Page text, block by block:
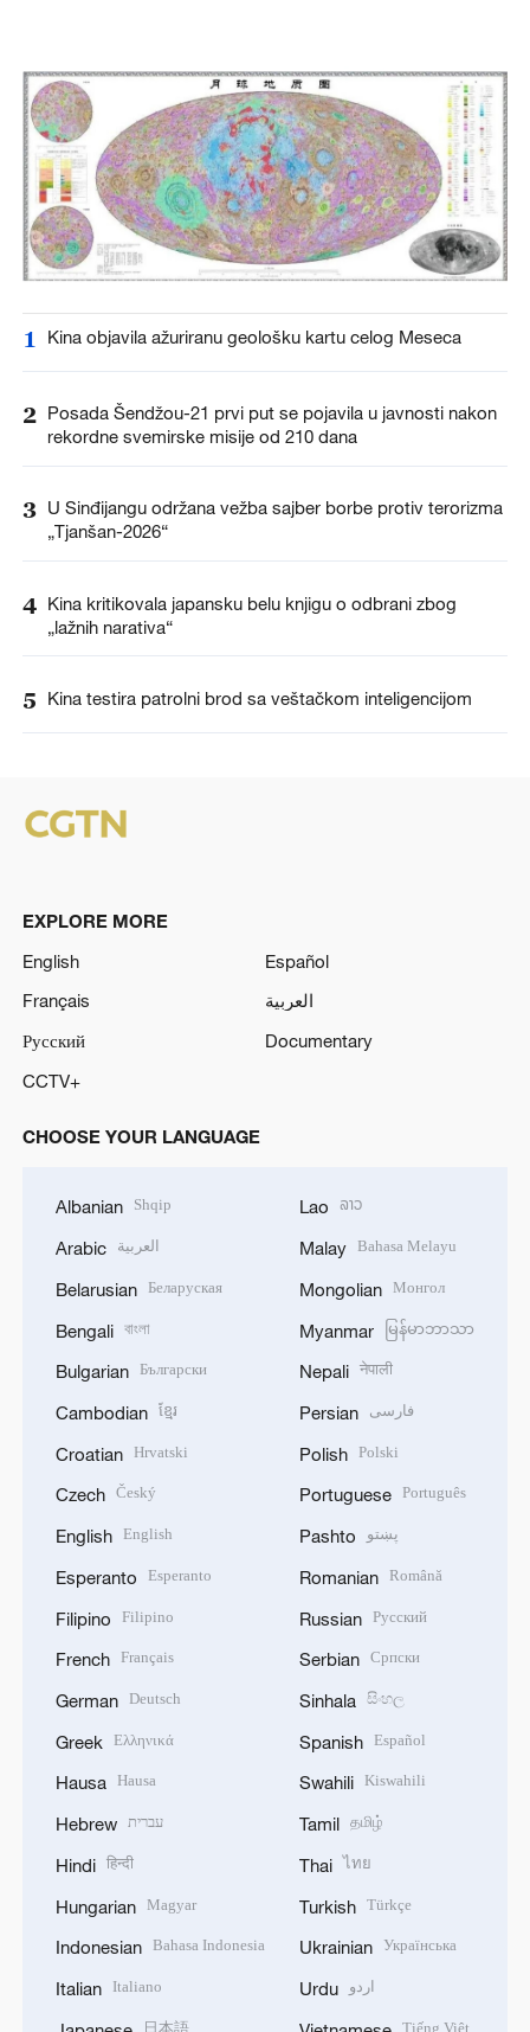
1 Kina objavila ažuriranu geološku kartu celog Meseca
2 Posada Šendžou-21 prvi put se pojavila u javnosti nakon
rekordne svemirske misije od 210 dana
3 U Sinđijangu održana vežba sajber borbe protiv terorizma
„Tjanšan-2026“
4 Kina kritikovala japansku belu knjigu o odbrani zbog
„lažnih narativa“
5 Kina testira patrolni brod sa veštačkom inteligencijom
EXPLORE MORE
English
Español
Français
العربية
Русский
Documentary
CCTV+
CHOOSE YOUR LANGUAGE
Albanian Shqip
Arabic العربية
Belarusian Беларуская
Bengali বাংলা
Bulgarian Български
Cambodian ខ្មែរ
Croatian Hrvatski
Czech Český
English English
Esperanto Esperanto
Filipino Filipino
French Français
German Deutsch
Greek Ελληνικά
Hausa Hausa
Hebrew עברית
Hindi हिन्दी
Hungarian Magyar
Indonesian Bahasa Indonesia
Italian Italiano
Lao ລາວ
Malay Bahasa Melayu
Mongolian Монгол
Myanmar မြန်မာဘာသာ
Nepali नेपाली
Persian فارسی
Polish Polski
Portuguese Português
Pashto پښتو
Romanian Română
Russian Русский
Serbian Српски
Sinhala සිංහල
Spanish Español
Swahili Kiswahili
Tamil தமிழ்
Thai ไทย
Turkish Türkçe
Ukrainian Українська
Urdu اردو